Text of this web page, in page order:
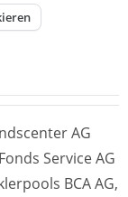
AG
Service AG
BCA AG,